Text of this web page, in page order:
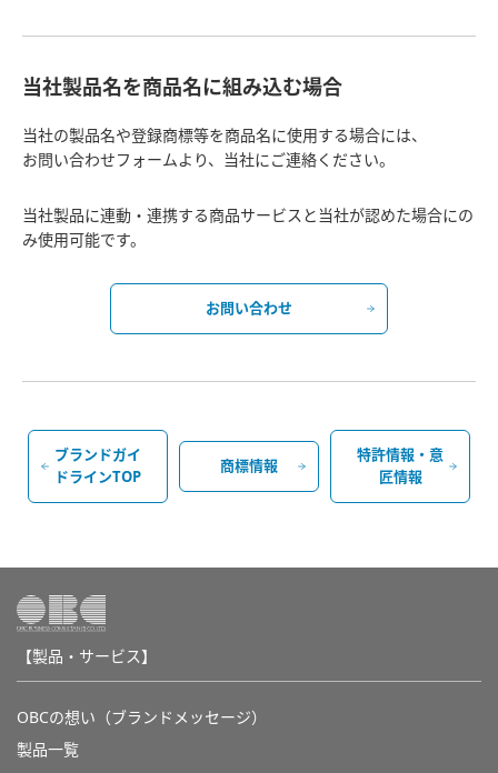
当社製品名を商品名に組み込む場合
当社の製品名や登録商標等を商品名に使用する場合には、
お問い合わせフォームより、当社にご連絡ください。
当社製品に連動・連携する商品サービスと当社が認めた場合にの
み使用可能です。
お問い合わせ
ブランドガイ
ドラインTOP
商標情報
特許情報・意
匠情報
【製品・サービス】
OBCの想い（ブランドメッセージ）
製品一覧